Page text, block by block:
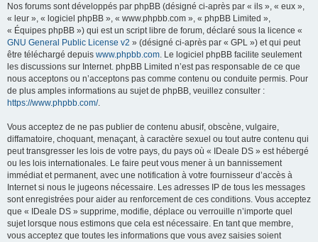
Nos forums sont développés par phpBB (désigné ci-après par « ils », « eux »,
« leur », « logiciel phpBB », « www.phpbb.com », « phpBB Limited »,
« Équipes phpBB ») qui est un script libre de forum, déclaré sous la licence «
GNU General Public License v2 » (désigné ci-après par « GPL ») et qui peut
être téléchargé depuis www.phpbb.com. Le logiciel phpBB facilite seulement
les discussions sur Internet. phpBB Limited n’est pas responsable de ce que
nous acceptons ou n’acceptons pas comme contenu ou conduite permis. Pour
de plus amples informations au sujet de phpBB, veuillez consulter :
https://www.phpbb.com/.
Vous acceptez de ne pas publier de contenu abusif, obscène, vulgaire,
diffamatoire, choquant, menaçant, à caractère sexuel ou tout autre contenu qui
peut transgresser les lois de votre pays, du pays où « IDeale DS » est hébergé
ou les lois internationales. Le faire peut vous mener à un bannissement
immédiat et permanent, avec une notification à votre fournisseur d’accès à
Internet si nous le jugeons nécessaire. Les adresses IP de tous les messages
sont enregistrées pour aider au renforcement de ces conditions. Vous acceptez
que « IDeale DS » supprime, modifie, déplace ou verrouille n’importe quel
sujet lorsque nous estimons que cela est nécessaire. En tant que membre,
vous acceptez que toutes les informations que vous avez saisies soient